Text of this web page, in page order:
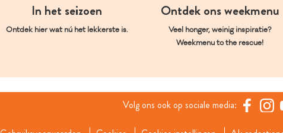
In het seizoen
Ontdek hier wat nú het lekkerste is.
Ontdek ons weekmenu
Veel honger, weinig inspiratie?
Weekmenu to the rescue!
Volg ons ook op sociale media: